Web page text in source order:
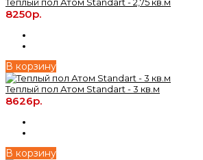
8250р.
В корзину
Теплый пол Атом Standart - 3 кв.м
8626р.
В корзину